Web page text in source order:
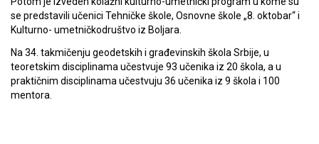
se predstavili učenici Tehničke škole, Osnovne škole „8. oktobar“ i
Kulturno- umetničkodruštvo iz Boljara.
Na 34. takmičenju geodetskih i građevinskih škola Srbije, u
teoretskim disciplinama učestvuje 93 učenika iz 20 škola, a u
praktičnim disciplinama učestvuju 36 učenika iz 9 škola i 100
mentora.